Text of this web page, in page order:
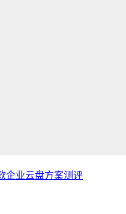
企业云盘方案测评